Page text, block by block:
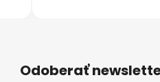
Odoberať